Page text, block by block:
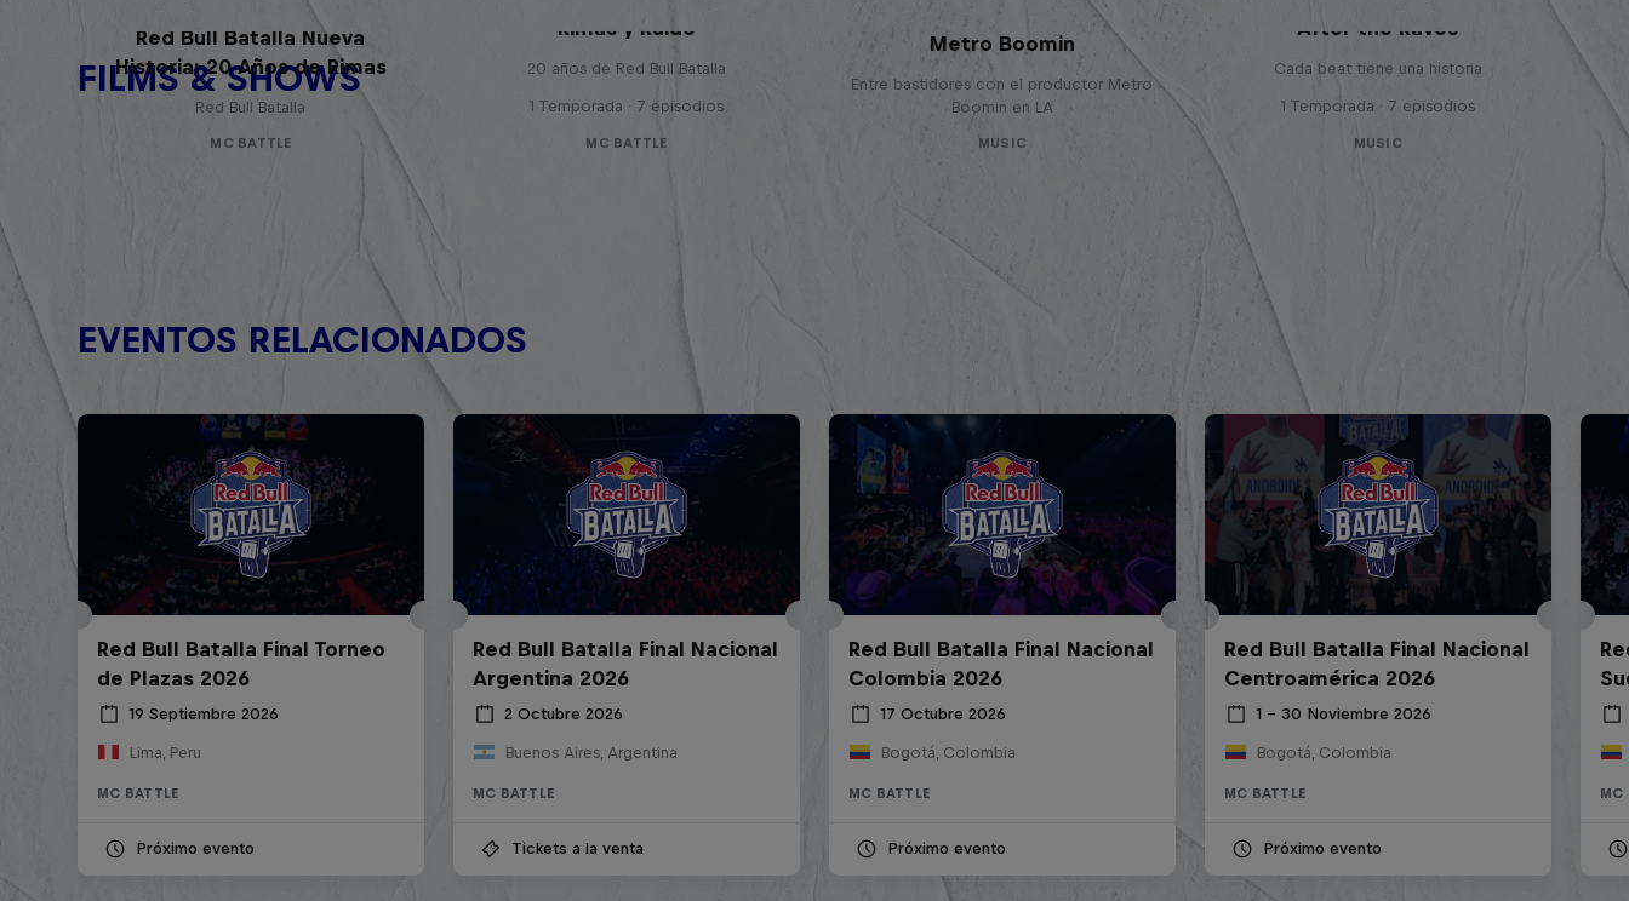
FILMS & SHOWS
Red Bull Batalla Nueva
Historia: 20 Años de Rimas
Red Bull Batalla
MC BATTLE
Rimas y Ruido
20 años de Red Bull Batalla
1 Temporada · 7 episodios
MC BATTLE
Red Bull Symphonic con
Metro Boomin
Entre bastidores con el productor Metro
Boomin en LA
MUSIC
After the Raves
Cada beat tiene una historia
1 Temporada · 7 episodios
MUSIC
EVENTOS RELACIONADOS
Red Bull Batalla Final Torneo
de Plazas 2026
19 Septiembre 2026
Lima, Peru
MC BATTLE
Próximo evento
Red Bull Batalla Final Nacional
Argentina 2026
2 Octubre 2026
Buenos Aires, Argentina
MC BATTLE
Tickets a la venta
Red Bull Batalla Final Nacional
Colombia 2026
17 Octubre 2026
Bogotá, Colombia
MC BATTLE
Próximo evento
Red Bull Batalla Final Nacional
Centroamérica 2026
1 – 30 Noviembre 2026
Bogotá, Colombia
MC BATTLE
Próximo evento
MC